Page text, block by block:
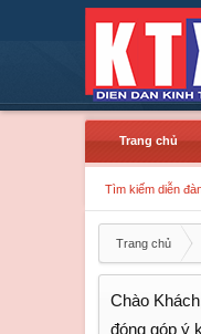
Trang chủ
Tìm kiếm diễn
Trang chủ
Chào
đóng góp ý